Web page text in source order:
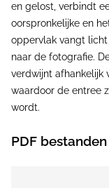
en gelost, verbindt
oorspronkelijke en
oppervlak vangt
naar de fotografie.
verdwijnt afhankelijk
waardoor de entree
wordt.
PDF bestanden